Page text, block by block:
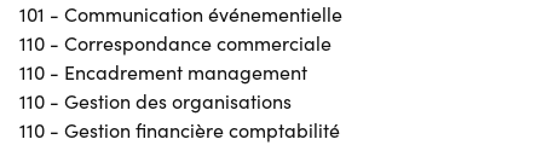
101 - Communication événementielle
110 - Correspondance commerciale
110 - Encadrement management
110 - Gestion des organisations
110 - Gestion financière comptabilité